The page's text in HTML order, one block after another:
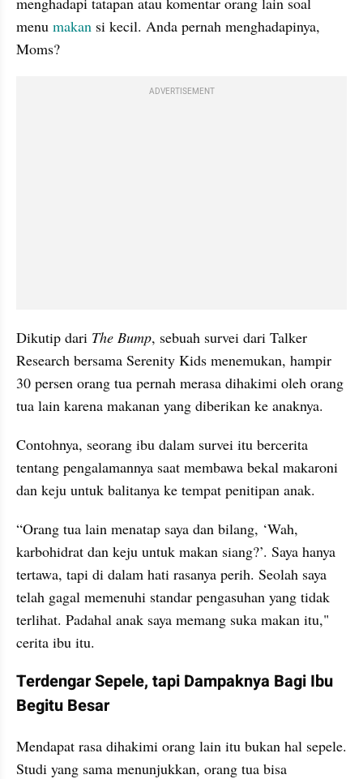
menu makan si kecil. Anda pernah menghadapinya,
Moms?
ADVERTISEMENT
Dikutip dari The Bump, sebuah survei dari Talker
Research bersama Serenity Kids menemukan, hampir
30 persen orang tua pernah merasa dihakimi oleh orang
tua lain karena makanan yang diberikan ke anaknya.
Contohnya, seorang ibu dalam survei itu bercerita
tentang pengalamannya saat membawa bekal makaroni
dan keju untuk balitanya ke tempat penitipan anak.
“Orang tua lain menatap saya dan bilang, ‘Wah,
karbohidrat dan keju untuk makan siang?’. Saya hanya
tertawa, tapi di dalam hati rasanya perih. Seolah saya
telah gagal memenuhi standar pengasuhan yang tidak
terlihat. Padahal anak saya memang suka makan itu,"
cerita ibu itu.
Terdengar Sepele, tapi Dampaknya Bagi Ibu
Begitu Besar
Mendapat rasa dihakimi orang lain itu bukan hal sepele.
Studi yang sama menunjukkan, orang tua bisa